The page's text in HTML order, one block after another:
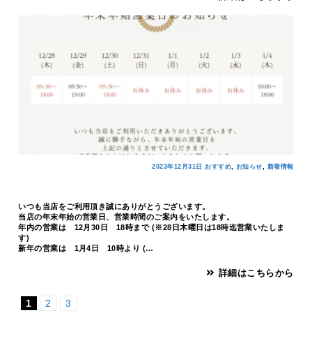
2023年12月31日 おすすめ お知らせ 新着情報
いつも当店をご利用頂き誠にありがとうございます。
当店の年末年始の営業日、営業時間のご案内をいたします。
年内の営業は 12月30日 18時まで (※28日木曜日は18時迄営業いたしま
す)
新年の営業は 1月4日 10時より (…
詳細はこちらから
1 2 3